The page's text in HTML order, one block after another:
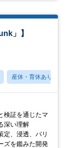
」】
産休・育休あり
検証を通じたマ
深い理解
定、浸透、バリ
ズを鑑みた開発